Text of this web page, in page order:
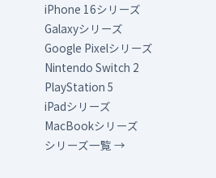
iPhone 16シリーズ
Galaxyシリーズ
Google Pixelシリーズ
Nintendo Switch 2
PlayStation 5
iPadシリーズ
MacBookシリーズ
シリーズ一覧 →